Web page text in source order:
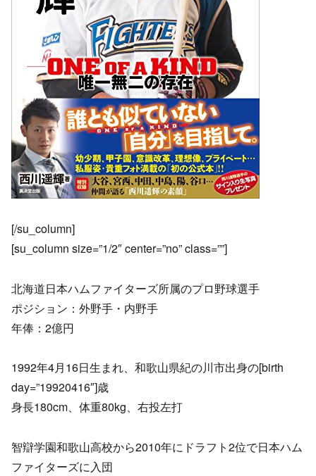
[/su_column]
[su_column size=”1/2″ center=”no” class=””]
北海道日本ハムファイターズ所属のプロ野球選手
ポジション：外野手・内野手
年俸：2億円
1992年4月16日生まれ、和歌山県紀の川市出身の[birth
day=”19920416″]歳
身長180cm、体重80kg、右投左打
智辯学園和歌山高校から2010年にドラフト2位で日本ハム
ファイターズに入団